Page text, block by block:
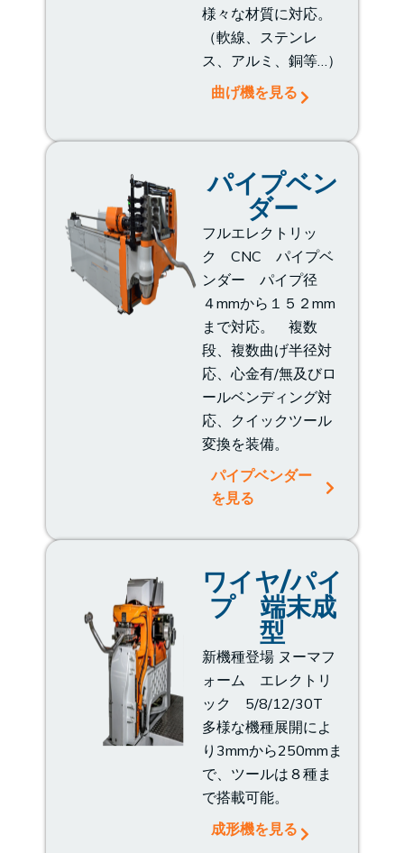
様々な材質に対応。
（軟線、ステンレ
ス、アルミ、銅等…）
曲げ機を見る
パイプベン
ダー
フルエレクトリッ
ク CNC パイプベ
ンダー パイプ径
４mmから１５２mm
まで対応。 複数
段、複数曲げ半径対
応、心金有/無及びロ
ールベンディング対
応、クイックツール
変換を装備。
パイプベンダー
を見る
ワイヤ/パイ
プ 端末成
型
新機種登場 ヌーマフ
ォーム エレクトリ
ック 5/8/12/30T
多様な機種展開によ
り3mmから250mmま
で、ツールは８種ま
で搭載可能。
成形機を見る